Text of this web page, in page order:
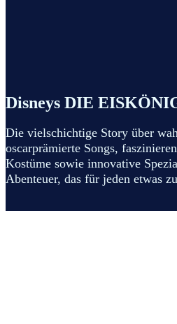
Disneys DIE
Die vielschichtige Story über
oscarprämierte Songs,
Kostüme sowie innovative
Abenteuer, das für jeden etwas